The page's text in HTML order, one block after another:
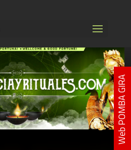
Web POMBA GIRA